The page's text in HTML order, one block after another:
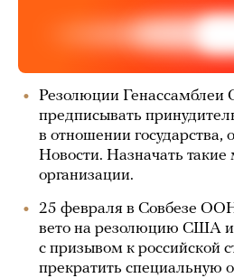
Резолюции
предписывать
в отношении
Новости. Назначать
организации.
25 февраля в Совбезе
вето на резолюцию США
с призывом к российской
прекратить специальную